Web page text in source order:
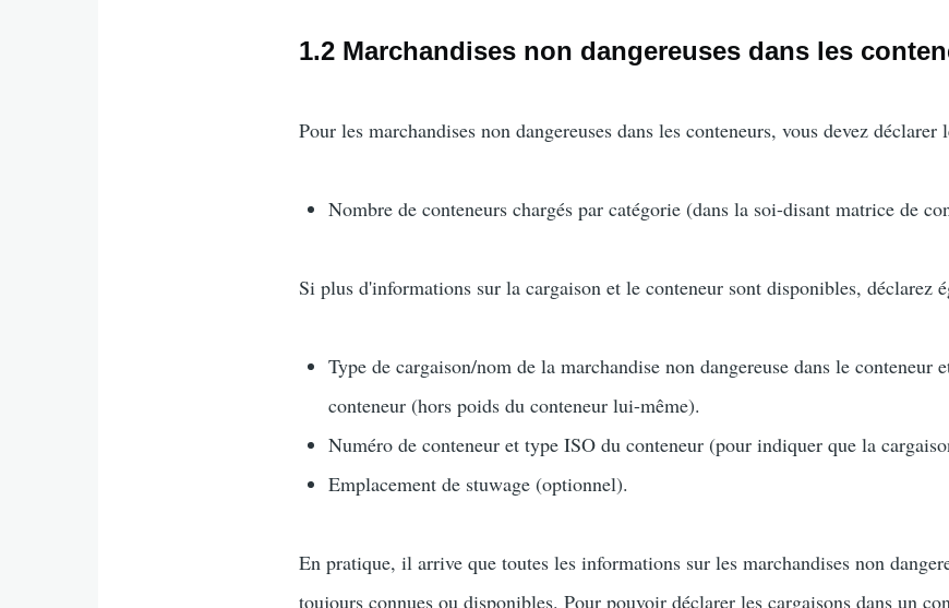
1.2 Marchandises non dangereuses dans les
Pour les marchandises non dangereuses dans les conteneurs, vous devez déclarer
Nombre de conteneurs chargés par catégorie (dans la soi-disant matrice de
Si plus d'informations sur la cargaison et le conteneur sont disponibles, déclarez
Type de cargaison/nom de la marchandise non dangereuse dans le conteneur
conteneur (hors poids du conteneur lui-même).
Numéro de conteneur et type ISO du conteneur (pour indiquer que la
Emplacement de stuwage (optionnel).
En pratique, il arrive que toutes les informations sur les marchandises non
toujours connues ou disponibles. Pour pouvoir déclarer les cargaisons dans un